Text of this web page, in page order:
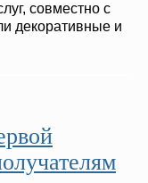
совместно с
декоративные и